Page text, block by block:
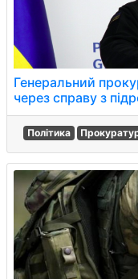
Генеральний
через справу з
Політика